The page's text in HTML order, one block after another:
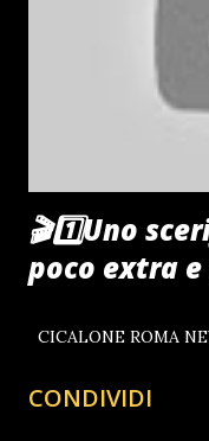
Candidato Antonio
Fame nel Mondo ,il
interviene in un Liceo
🎬1️⃣Uno
poco extra
CICALONE ROMA
CONDIVIDI